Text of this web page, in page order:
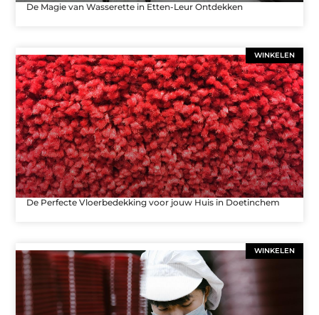
De Magie van Wasserette in Etten-Leur Ontdekken
WINKELEN
De Perfecte Vloerbedekking voor jouw Huis in Doetinchem
WINKELEN